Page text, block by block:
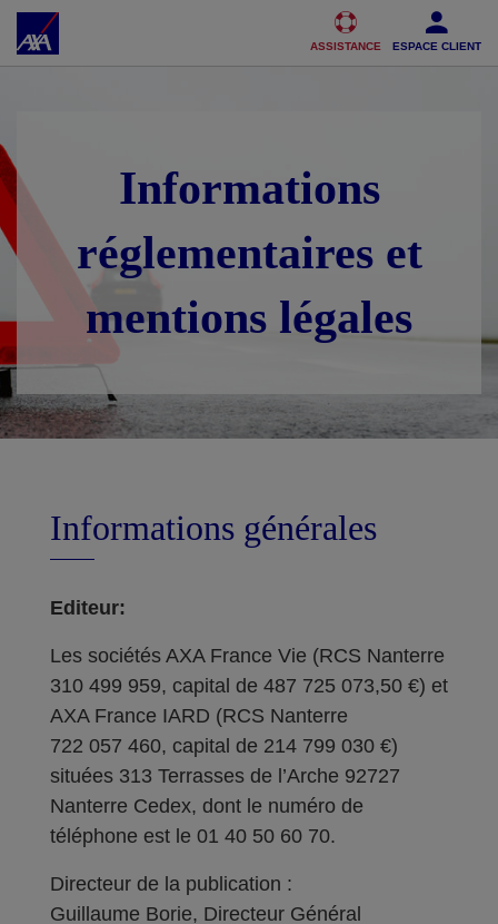
Accéder au Contenu Accéder au Pied de page
ASSISTANCE ESPACE CLIENT
Informations
réglementaires et
mentions légales
Informations générales
Editeur:
Les sociétés AXA France Vie (RCS Nanterre
310 499 959, capital de 487 725 073,50 €) et
AXA France IARD (RCS Nanterre
722 057 460, capital de 214 799 030 €)
situées 313 Terrasses de l’Arche 92727
Nanterre Cedex, dont le numéro de
téléphone est le 01 40 50 60 70.
Directeur de la publication :
Guillaume Borie, Directeur Général